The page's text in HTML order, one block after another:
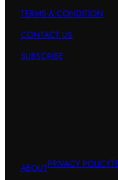
TERMS & CONDITION
CONTACT US
SUBSCRIBE
ABOUTPRIVACY POLICY